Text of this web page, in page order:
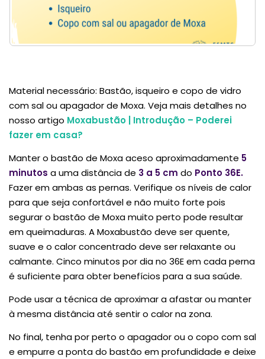
Material necessário: Bastão, isqueiro e copo de vidro
com sal ou apagador de Moxa. Veja mais detalhes no
nosso artigo Moxabustão | Introdução – Poderei
fazer em casa?
Manter o bastão de Moxa aceso aproximadamente 5
minutos a uma distância de 3 a 5 cm do Ponto 36E.
Fazer em ambas as pernas. Verifique os níveis de calor
para que seja confortável e não muito forte pois
segurar o bastão de Moxa muito perto pode resultar
em queimaduras. A Moxabustão deve ser quente,
suave e o calor concentrado deve ser relaxante ou
calmante. Cinco minutos por dia no 36E em cada perna
é suficiente para obter benefícios para a sua saúde.
Pode usar a técnica de aproximar a afastar ou manter
à mesma distância até sentir o calor na zona.
No final, tenha por perto o apagador ou o copo com sal
e empurre a ponta do bastão em profundidade e deixe